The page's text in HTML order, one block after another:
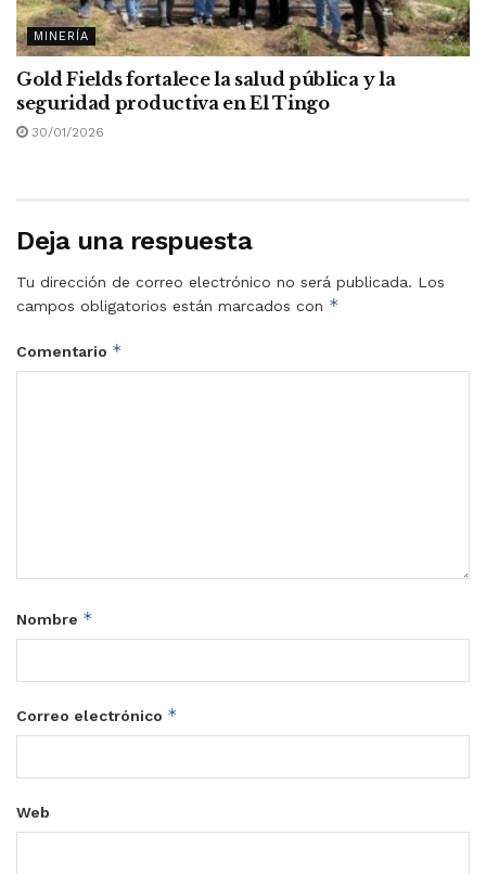
MINERÍA
Gold Fields fortalece la salud pública y la
seguridad productiva en El Tingo
30/01/2026
Deja una respuesta
Tu dirección de correo electrónico no será publicada. Los
campos obligatorios están marcados con *
Comentario *
Nombre *
Correo electrónico *
Web